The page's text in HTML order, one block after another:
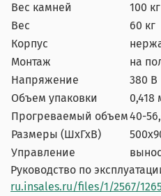
Вес камней
100 кг
Вес
60 кг
Корпус
Монтаж
на
Напряжение
380 В
Объем упаковки
0,418
Прогреваемый объем40-
Размеры (ШхГхВ)
Управление
Руководство по
ru.insales.ru/files/1/2567/